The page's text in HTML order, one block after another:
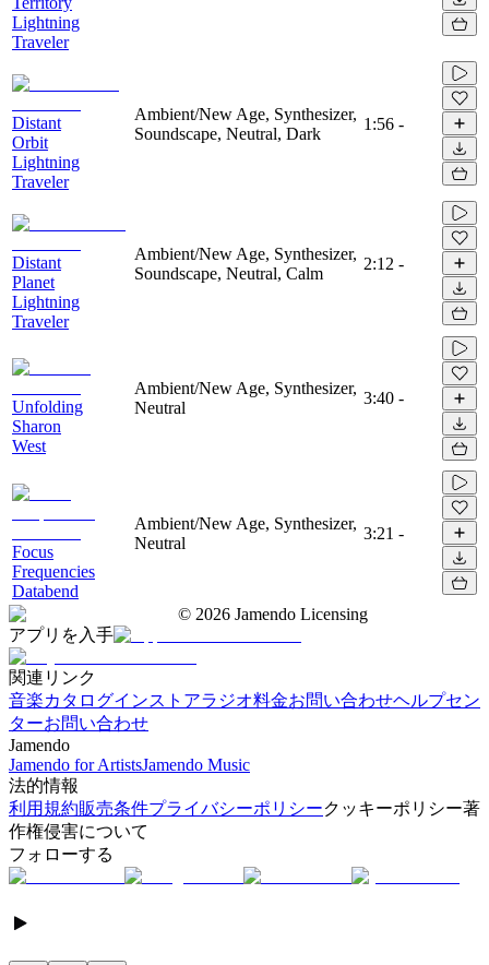
Lightning
Traveler
Distant
Orbit
Lightning
Traveler
Ambient/New Age, Synthesizer,
Soundscape, Neutral, Dark
1:56 -
Distant
Planet
Lightning
Traveler
Ambient/New Age, Synthesizer,
Soundscape, Neutral, Calm
2:12 -
Unfolding
Sharon
West
Ambient/New Age, Synthesizer,
Neutral
3:40 -
Focus
Frequencies
Databend
Ambient/New Age, Synthesizer,
Neutral
3:21 -
© 2026 Jamendo Licensing
アプリを入手
関連リンク
音楽カタログインストアラジオ料金お問い合わせヘルプセン
ターお問い合わせ
Jamendo
Jamendo for ArtistsJamendo Music
法的情報
利用規約販売条件プライバシーポリシークッキーポリシー著
作権侵害について
フォローする